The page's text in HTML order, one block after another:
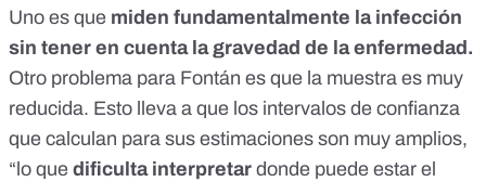
Uno es que miden fundamentalmente la infección
sin tener en cuenta la gravedad de la enfermedad.
Otro problema para Fontán es que la muestra es muy
reducida. Esto lleva a que los intervalos de confianza
que calculan para sus estimaciones son muy amplios,
“lo que dificulta interpretar donde puede estar el